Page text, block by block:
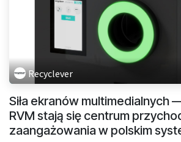
Recyclever
Siła ekranów multimedialnych
RVM stają się centrum
zaangażowania w polskim